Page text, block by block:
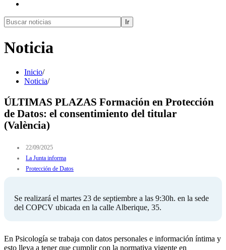
Ir
Noticia
Inicio/
Noticia/
ÚLTIMAS PLAZAS Formación en Protección
de Datos: el consentimiento del titular
(València)
22/09/2025
La Junta informa
Protección de Datos
Se realizará el martes 23 de septiembre a las 9:30h. en la sede
del COPCV ubicada en la calle Alberique, 35.
En Psicología se trabaja con datos personales e información íntima y
esto lleva a tener que cumplir con la normativa vigente en